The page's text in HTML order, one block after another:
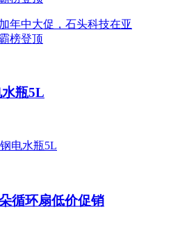
瓶5L
循环扇低价促销